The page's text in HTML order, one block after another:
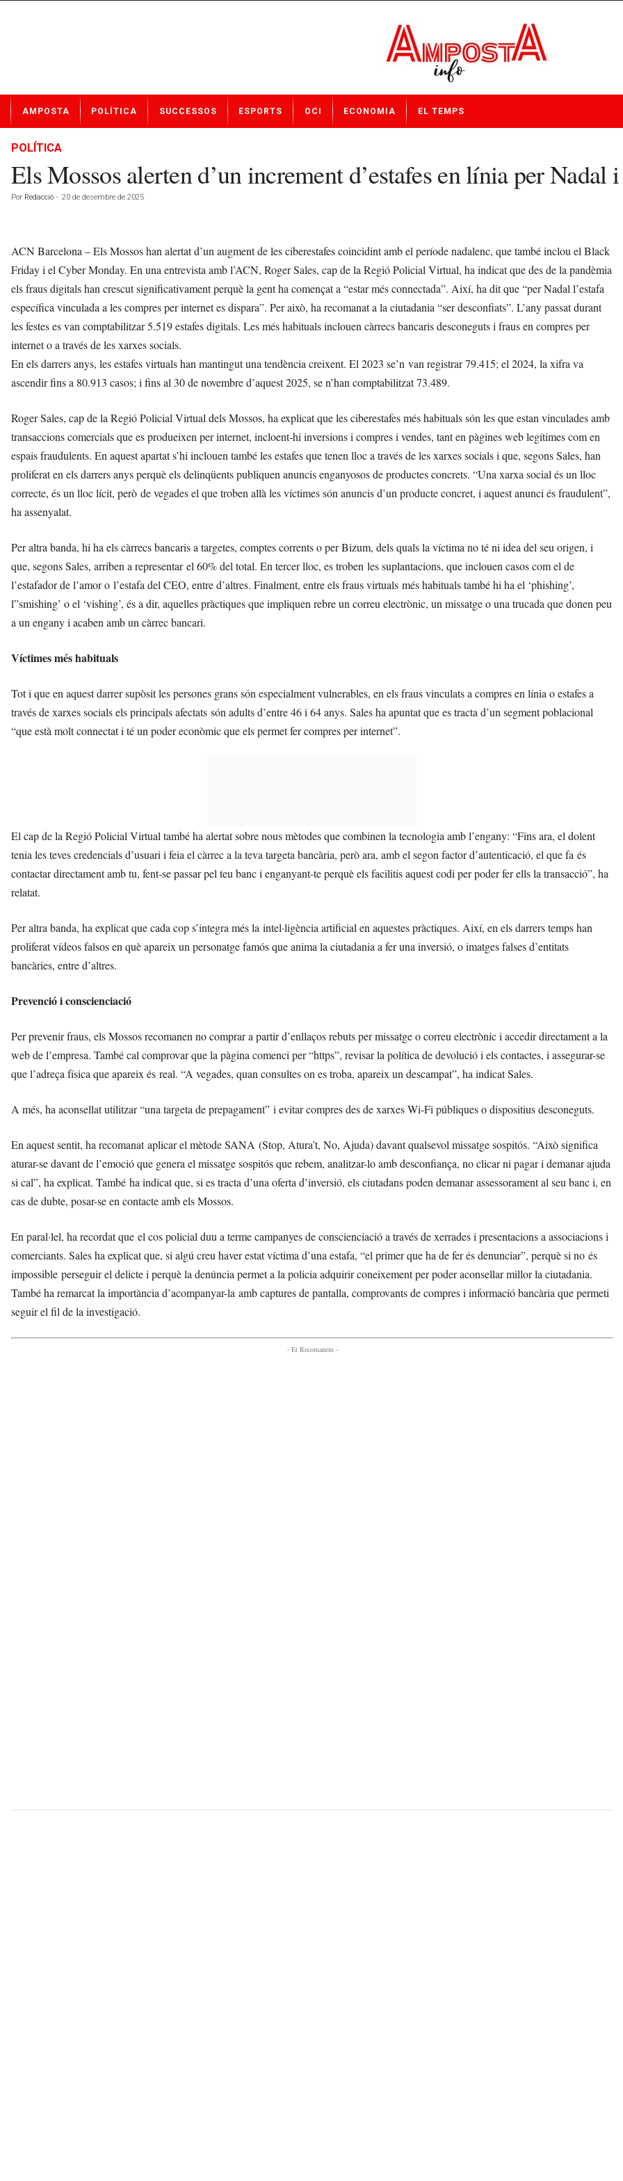
t
AMPOSTA POLÍTICA SUCCESSOS ESPORTS OCI ECONOMIA EL TEMPS
POLÍTICA
Els Mossos alerten d’un increment d’estafes en línia per Nadal
Por Redacció - 20 de desembre de 2025
ACN Barcelona – Els Mossos han alertat d’un augment de les ciberestafes coincidint amb el període nadalenc, que també inclou el Black
Friday i el Cyber Monday. En una entrevista amb l’ACN, Roger Sales, cap de la Regió Policial Virtual, ha indicat que des de la pandèmia
els fraus digitals han crescut significativament perquè la gent ha començat a “estar més connectada”. Així, ha dit que “per Nadal l’estafa
específica vinculada a les compres per internet es dispara”. Per això, ha recomanat a la ciutadania “ser desconfiats”. L’any passat durant
les festes es van comptabilitzar 5.519 estafes digitals. Les més habituals inclouen càrrecs bancaris desconeguts i fraus en compres per
internet o a través de les xarxes socials.
En els darrers anys, les estafes virtuals han mantingut una tendència creixent. El 2023 se’n van registrar 79.415; el 2024, la xifra va
ascendir fins a 80.913 casos; i fins al 30 de novembre d’aquest 2025, se n’han comptabilitzat 73.489.
Roger Sales, cap de la Regió Policial Virtual dels Mossos, ha explicat que les ciberestafes més habituals són les que estan vinculades amb
transaccions comercials que es produeixen per internet, incloent-hi inversions i compres i vendes, tant en pàgines web legítimes com en
espais fraudulents. En aquest apartat s’hi inclouen també les estafes que tenen lloc a través de les xarxes socials i que, segons Sales, han
proliferat en els darrers anys perquè els delinqüents publiquen anuncis enganyosos de productes concrets. “Una xarxa social és un lloc
correcte, és un lloc lícit, però de vegades el que troben allà les víctimes són anuncis d’un producte concret, i aquest anunci és fraudulent”,
ha assenyalat.
Per altra banda, hi ha els càrrecs bancaris a targetes, comptes corrents o per Bizum, dels quals la víctima no té ni idea del seu origen, i
que, segons Sales, arriben a representar el 60% del total. En tercer lloc, es troben les suplantacions, que inclouen casos com el de
l’estafador de l’amor o l’estafa del CEO, entre d’altres. Finalment, entre els fraus virtuals més habituals també hi ha el ‘phishing’,
l”smishing’ o el ‘vishing’, és a dir, aquelles pràctiques que impliquen rebre un correu electrònic, un missatge o una trucada que donen peu
a un engany i acaben amb un càrrec bancari.
Víctimes més habituals
Tot i que en aquest darrer supòsit les persones grans són especialment vulnerables, en els fraus vinculats a compres en línia o estafes a
través de xarxes socials els principals afectats són adults d’entre 46 i 64 anys. Sales ha apuntat que es tracta d’un segment poblacional
“que està molt connectat i té un poder econòmic que els permet fer compres per internet”.
El cap de la Regió Policial Virtual també ha alertat sobre nous mètodes que combinen la tecnologia amb l’engany: “Fins ara, el dolent
tenia les teves credencials d’usuari i feia el càrrec a la teva targeta bancària, però ara, amb el segon factor d’autenticació, el que fa és
contactar directament amb tu, fent-se passar pel teu banc i enganyant-te perquè els facilitis aquest codi per poder fer ells la transacció”, ha
relatat.
Per altra banda, ha explicat que cada cop s’integra més la intel·ligència artificial en aquestes pràctiques. Així, en els darrers temps han
proliferat vídeos falsos en què apareix un personatge famós que anima la ciutadania a fer una inversió, o imatges falses d’entitats
bancàries, entre d’altres.
Prevenció i conscienciació
Per prevenir fraus, els Mossos recomanen no comprar a partir d’enllaços rebuts per missatge o correu electrònic i accedir directament a la
web de l’empresa. També cal comprovar que la pàgina comenci per “https”, revisar la política de devolució i els contactes, i assegurar-se
que l’adreça física que apareix és real. “A vegades, quan consultes on es troba, apareix un descampat”, ha indicat Sales.
A més, ha aconsellat utilitzar “una targeta de prepagament” i evitar compres des de xarxes Wi-Fi públiques o dispositius desconeguts.
En aquest sentit, ha recomanat aplicar el mètode SANA (Stop, Atura’t, No, Ajuda) davant qualsevol missatge sospitós. “Això significa
aturar-se davant de l’emoció que genera el missatge sospitós que rebem, analitzar-lo amb desconfiança, no clicar ni pagar i demanar ajuda
si cal”, ha explicat. També ha indicat que, si es tracta d’una oferta d’inversió, els ciutadans poden demanar assessorament al seu banc i, en
cas de dubte, posar-se en contacte amb els Mossos.
En paral·lel, ha recordat que el cos policial duu a terme campanyes de conscienciació a través de xerrades i presentacions a associacions i
comerciants. Sales ha explicat que, si algú creu haver estat víctima d’una estafa, “el primer que ha de fer és denunciar”, perquè si no és
impossible perseguir el delicte i perquè la denúncia permet a la policia adquirir coneixement per poder aconsellar millor la ciutadania.
També ha remarcat la importància d’acompanyar-la amb captures de pantalla, comprovants de compres i informació bancària que permeti
seguir el fil de la investigació.
- Et Recomanem -